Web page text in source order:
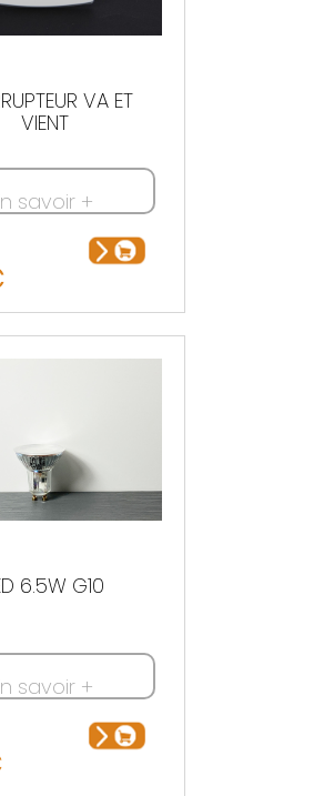
VA ET
VIENT
savoir +
6.5W G10
savoir +